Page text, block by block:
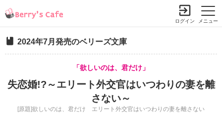
メニュー
ログイン
2024年7月発売のベリーズ文庫
「欲しいのは、君だけ」
失恋婚!?～エリート外交官はいつわりの妻を離
さない～
[原題]欲しいのは、君だけ エリート外交官はいつわりの妻を離さない